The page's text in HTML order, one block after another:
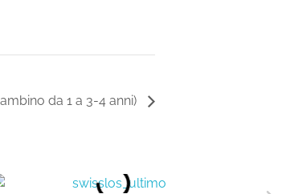
da 1 a 3-4 anni)